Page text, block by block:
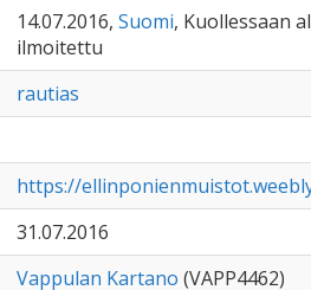
14.07.2016, Suomi, Kuollessaan
ilmoitettu
rautias
https://
31.07.2016
Vappulan Kartano (VAPP4462)